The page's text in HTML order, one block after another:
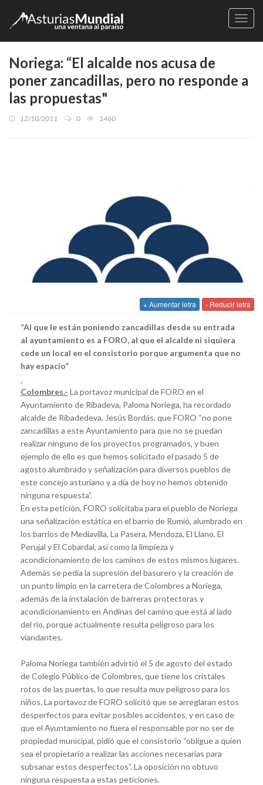
Noriega: “El alcalde nos acusa de
poner zancadillas, pero no responde a
las propuestas"
12/10/2011 0 1460
+ Aumentar letra - Reducir letra
“Al que le están poniendo zancadillas desde su entrada
al ayuntamiento es a FORO, al que el alcalde ni siquiera
cede un local en el consistorio porque argumenta que no
hay espacio”
Colombres.- La portavoz municipal de FORO en el
Ayuntamiento de Ribadeva, Paloma Noriega, ha recordado
alcalde de Ribadedeva, Jesús Bordás, que FORO “no pone
zancadillas a este Ayuntamiento para que no se puedan
realizar ninguno de los proyectos programados, y buen
ejemplo de ello es que hemos solicitado el pasado 5 de
agosto alumbrado y señalización para diversos pueblos de
este concejo asturiano y a día de hoy no hemos obtenido
ninguna respuesta”.
En esta petición, FORO solicitaba para el pueblo de Noriega
una señalización estática en el barrio de Rumió, alumbrado en
los barrios de Mediavilla, La Pasera, Mendoza, El Llano, El
Perujal y El Cobardal, así como la limpieza y
acondicionamiento de los caminos de estos mismos lugares.
Además se pedía la supresión del basurero y la creación de
un punto limpio en la carretera de Colombres a Noriega,
además de la instalación de barreras protectoras y
acondicionamiento en Andinas del camino que está al lado
del río, porque actualmente resulta peligroso para los
viandantes.
Paloma Noriega también advirtió el 5 de agosto del estado
de Colegio Público de Colombres, que tiene los cristales
rotos de las puertas, lo que resulta muy peligroso para los
niños. La portavoz de FORO solicitó que se arreglaran estos
desperfectos para evitar posibles accidentes, y en caso de
que el Ayuntamiento no fuera el responsable por no ser de
propiedad municipal, pidió que el consistorio “obligue a quien
sea el propietario a realizar las acciones necesarias para
subsanar estos desperfectos”. La oposición no obtuvo
ninguna respuesta a estas peticiones.